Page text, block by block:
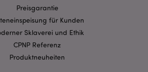
Preisgarantie
für Kunden
Sklaverei und Ethik
CPNP Referenz
Produktneuheiten
storage-section-